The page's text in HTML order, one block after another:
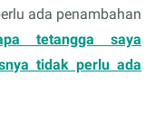
ada penambahan
tetangga saya
tidak perlu ada